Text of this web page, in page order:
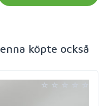
köpte också